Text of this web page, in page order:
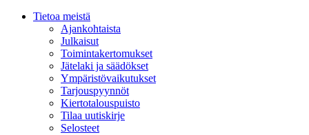
Tietoa meistä
Ajankohtaista
Julkaisut
Toimintakertomukset
Jätelaki ja säädökset
Ympäristövaikutukset
Tarjouspyynnöt
Kiertotalouspuisto
Tilaa uutiskirje
Selosteet